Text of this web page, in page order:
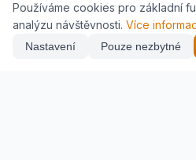
Karavaning.net
CVčko.eu
Používáme cookies pro základní
analýzu návštěvnosti. Více
Nastavení Pouze nezbytné